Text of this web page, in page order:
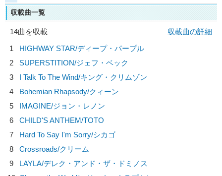
収載曲一覧
14曲を収載
収載曲の詳細
1
HIGHWAY STAR/ディープ・パープル
2
SUPERSTITION/ジェフ・ベック
3
I Talk To The Wind/キング・クリムゾン
4
Bohemian Rhapsody/クィーン
5
IMAGINE/ジョン・レノン
6
CHILD'S ANTHEM/TOTO
7
Hard To Say I'm Sorry/シカゴ
8
Crossroads/クリーム
9
LAYLA/デレク・アンド・ザ・ドミノス